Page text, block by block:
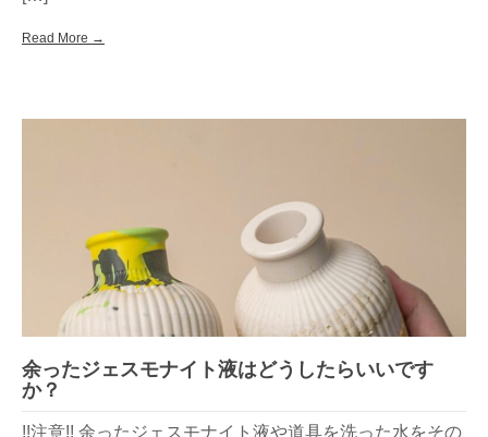
Read More →
余ったジェスモナイト液はどうしたらいいです
か？
!!注意!! 余ったジェスモナイト液や道具を洗った水をその